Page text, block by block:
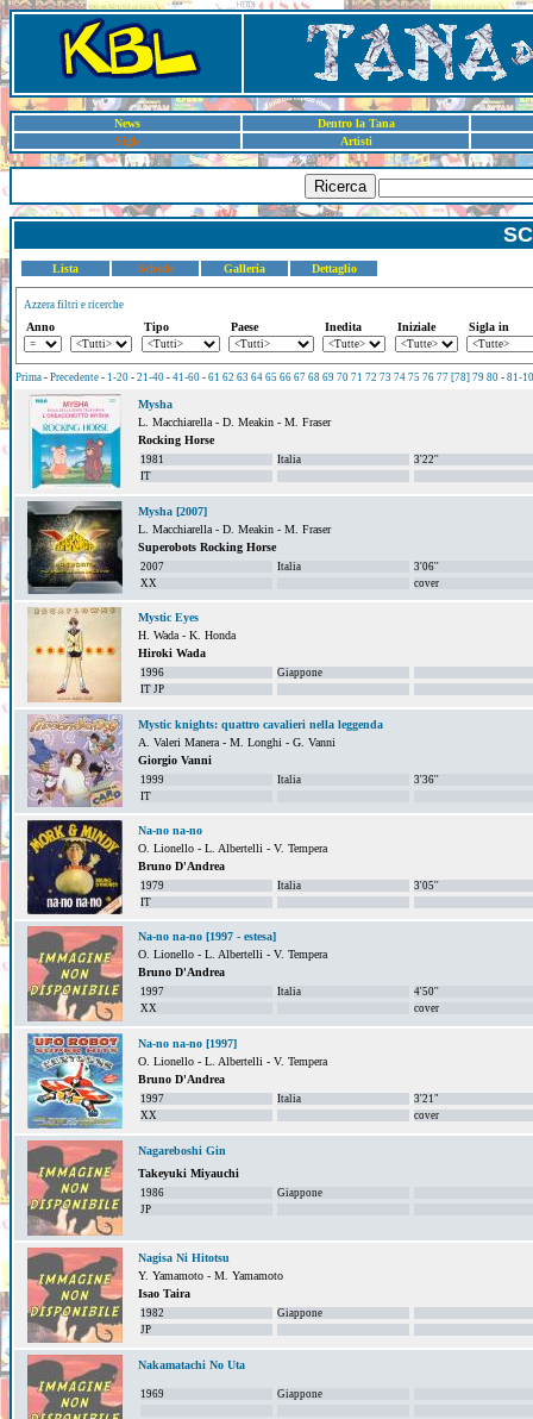
News
Dentro la Tana
Sigle
Artisti
Ricerca
Lista Schede Galleria Dettaglio
Azzera filtri e ricerche
Anno Tipo Paese Inedita Iniziale Sigla in
Prima - Precedente - 1-20 - 21-40 - 41-60 - 61 62 63 64 65 66 67 68 69 70 71 72 73 74 75 76 77 [78] 79 80 - 81-
Mysha
L. Macchiarella - D. Meakin - M. Fraser
Rocking Horse
1981 Italia
3'22''
IT
Mysha [2007]
L. Macchiarella - D. Meakin - M. Fraser
Superobots Rocking Horse
2007 Italia
3'06''
XX
cover
Mystic Eyes
H. Wada - K. Honda
Hiroki Wada
1996
Giappone
IT JP
Mystic knights: quattro cavalieri nella leggenda
A. Valeri Manera - M. Longhi - G. Vanni
Giorgio Vanni
1999 Italia
3'36''
IT
Na-no na-no
O. Lionello - L. Albertelli - V. Tempera
Bruno D'Andrea
1979 Italia
3'05''
IT
Na-no na-no [1997 - estesa]
O. Lionello - L. Albertelli - V. Tempera
Bruno D'Andrea
1997 Italia
4'50''
XX
cover
Na-no na-no [1997]
O. Lionello - L. Albertelli - V. Tempera
Bruno D'Andrea
1997 Italia
3'21"
XX
cover
Nagareboshi Gin
Takeyuki Miyauchi
1986
Giappone
JP
Nagisa Ni Hitotsu
Y. Yamamoto - M. Yamamoto
Isao Taira
1982
Giappone
JP
Nakamatachi No Uta
1969 Giappone